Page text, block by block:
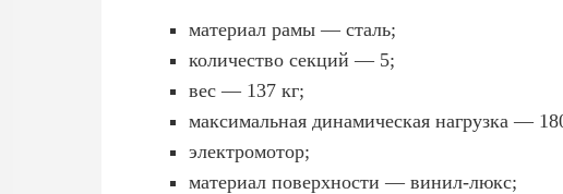
материал рамы — сталь;
количество секций — 5;
вес — 137 кг;
максимальная динамическая нагрузка —
электромотор;
материал поверхности — винил-люкс;